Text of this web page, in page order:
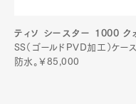
ティソ シースター 1000 ク
SS（ゴールドPVD加工）ケー
防水。￥85,000